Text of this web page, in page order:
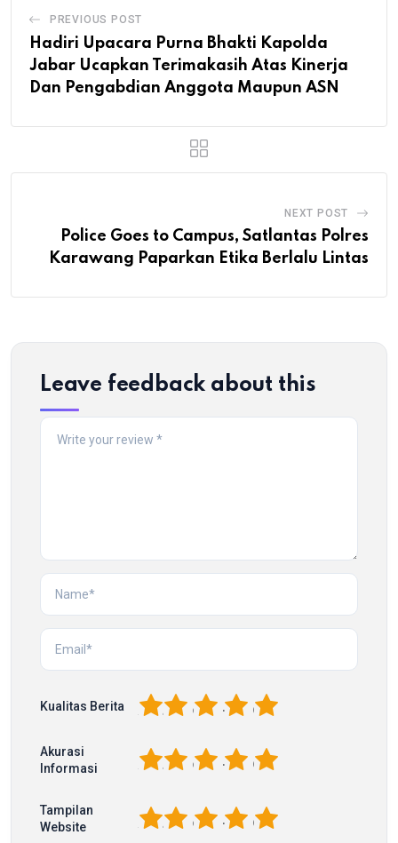
PREVIOUS POST
Hadiri Upacara Purna Bhakti Kapolda
Jabar Ucapkan Terimakasih Atas Kinerja
Dan Pengabdian Anggota Maupun ASN
NEXT POST
Police Goes to Campus, Satlantas Polres
Karawang Paparkan Etika Berlalu Lintas
Leave feedback about this
Kualitas Berita 5
4
3
2
Akurasi
Informasi
5
4
3
2
Tampilan
Website
5
4
3
2